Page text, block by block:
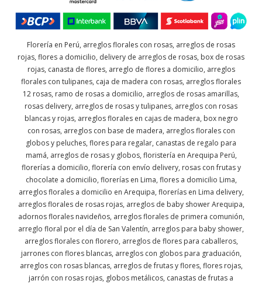
Florería en Perú, arreglos florales con rosas, arreglos de rosas
rojas, flores a domicilio, delivery de arreglos de rosas, box de rosas
rojas, canasta de flores, arreglo de flores a domicilio, arreglos
florales con tulipanes, caja de madera con rosas, arreglos florales
12 rosas, ramo de rosas a domicilio, arreglos de rosas amarillas,
rosas delivery, arreglos de rosas y tulipanes, arreglos con rosas
blancas y rojas, arreglos florales en cajas de madera, box negro
con rosas, arreglos con base de madera, arreglos florales con
globos y peluches, flores para regalar, canastas de regalo para
mamá, arreglos de rosas y globos, floristería en Arequipa Perú,
florerías a domicilio, florería con envío delivery, rosas con frutas y
chocolate a domicilio, florerías en Lima, flores a domicilio Lima,
arreglos florales a domicilio en Arequipa, florerías en Lima delivery,
arreglos florales de rosas rojas, arreglos de baby shower Arequipa,
adornos florales navideños, arreglos florales de primera comunión,
arreglo floral por el día de San Valentín, arreglos para baby shower,
arreglos florales con florero, arreglos de flores para caballeros,
jarrones con flores blancas, arreglos con globos para graduación,
arreglos con rosas blancas, arreglos de frutas y flores, flores rojas,
jarrón con rosas rojas, globos metálicos, canastas de frutas a